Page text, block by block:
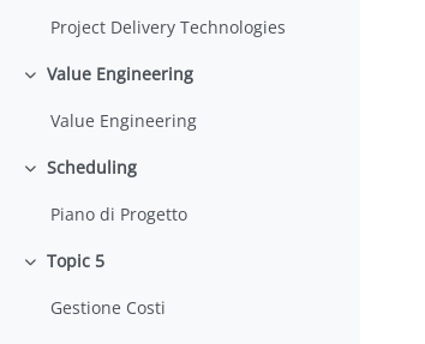
Project Delivery Technologies
Minimizza
Value Engineering
Value Engineering
Minimizza
Scheduling
Piano di Progetto
Minimizza
Topic 5
Gestione Costi